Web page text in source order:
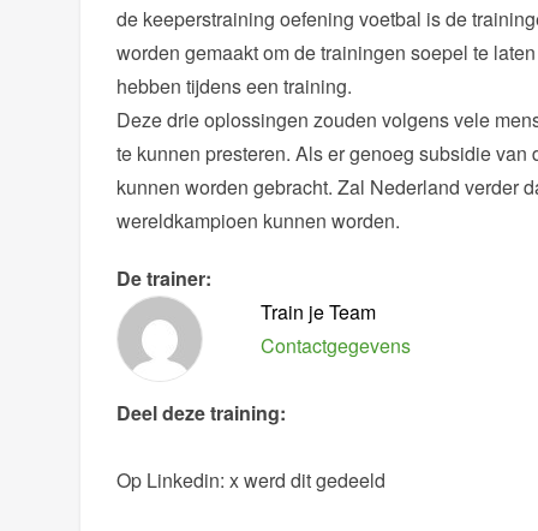
de keeperstraining oefening voetbal is de
worden gemaakt om de trainingen soepel te
hebben tijdens een training.
Deze drie oplossingen zouden volgens vele
te kunnen presteren. Als er genoeg subsidie
kunnen worden gebracht. Zal Nederland verder
wereldkampioen kunnen worden.
De trainer:
Train je Team
Contactgegevens
Deel deze training:
Op Linkedin:x werd dit gedeeld